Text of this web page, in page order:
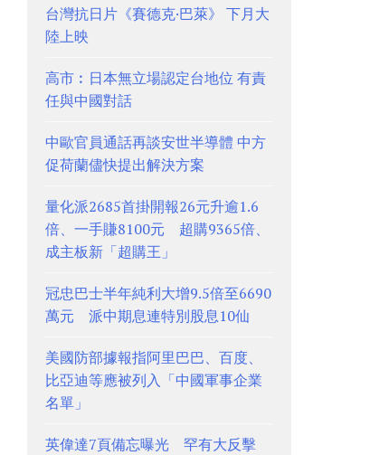
台灣抗日片《賽德克·巴萊》 下月大
陸上映
高市︰日本無立場認定台地位 有責
任與中國對話
中歐官員通話再談安世半導體 中方
促荷蘭儘快提出解決方案
量化派2685首掛開報26元升逾1.6
倍、一手賺8100元 超購9365倍、
成主板新「超購王」
冠忠巴士半年純利大增9.5倍至6690
萬元 派中期息連特別股息10仙
美國防部據報指阿里巴巴、百度、
比亞迪等應被列入「中國軍事企業
名單」
英偉達7頁備忘曝光 罕有大反擊